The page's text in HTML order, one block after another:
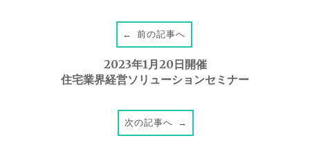
← 前の記事へ
2023年1月20日開催
住宅業界経営ソリューションセミナー
次の記事へ →